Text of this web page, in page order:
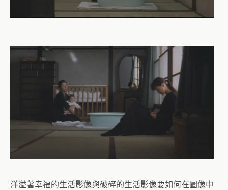
洋溢著幸福的生活影像與破碎的生活影像要如何在圖像中